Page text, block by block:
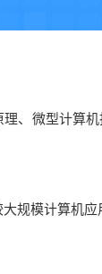
、微型计算
规模计算机